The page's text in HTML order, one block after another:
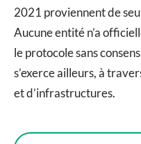
2021 proviennent de
Aucune entité n’a
le protocole sans
s’exerce ailleurs, à
et d’infrastructures.